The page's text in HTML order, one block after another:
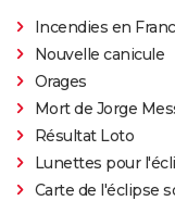
Incendies en
Nouvelle canicule
Orages
Mort de Jorge
Résultat Loto
Lunettes pour
Carte de l'éclipse